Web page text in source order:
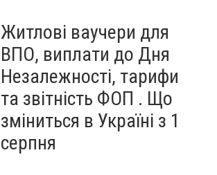
Житлові ваучери для
ВПО, виплати до Дня
Незалежності, тарифи
та звітність ФОП . Що
зміниться в Україні з 1
серпня